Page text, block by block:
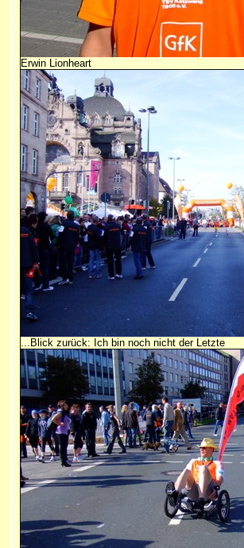
Erwin Lionheart
...Blick zurück: Ich bin noch nicht der Letzte